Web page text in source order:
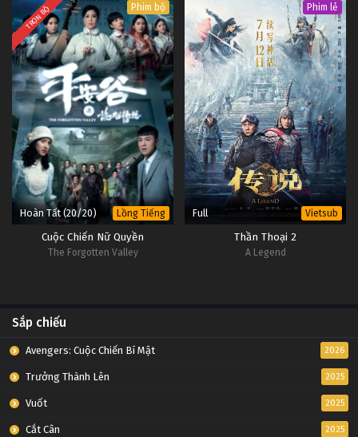
TRỌN BỘ Phim bộ
Hoàn Tất (20/20) Lồng Tiếng
Cuộc Chiến Nữ Quyền
The Forgotten Valley
Phim lẻ
Full Vietsub
Thần Thoại 2
A Legend
Sắp chiếu
Avengers: Cuộc Chiến Bí Mật 2026
Trưởng Thành Lên 2025
Vuốt 2025
Cắt Cân 2025